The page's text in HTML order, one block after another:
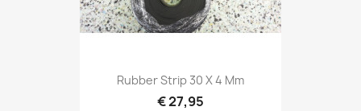
Rubber Strip 30 X 4 Mm
€ 27,95